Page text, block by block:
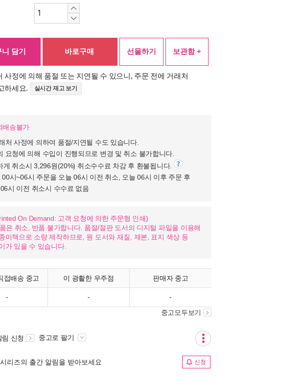
담기 바로구매 선물하기 보관함 +
사정에 의해 품절 또는 지연될 수 있으니, 주문 전에 거래처
하세요.
실시간 재고 보기
배송불가
처 사정에 의하여 품절/지연될 수도 있습니다.
요청에 의해 수입이 진행되므로 변경 및 취소 불가합니다.
게 취소시 3,296원(20%) 취소수수료 차감 후 환불됩니다.
00시~06시 주문을 오늘 06시 이전 취소, 오늘 06시 이후 주문 후
시 이전 취소시 수수료 없음
On Demand: 고객 요청에 의한 주문형 인쇄)
은 취소, 반품 불가합니다. 품절/절판 도서의 디지털 파일을 이용해
이책으로 소량 제작하므로, 원 도서와 재질, 제본, 표지 색상 등
가 있을 수 있습니다.
접배송 중고 이 광활한 우주점 판매자 중고
- - -
중고모두보기
림 신청 중고로 팔기
리즈의 출간 알림을 받아보세요 신청